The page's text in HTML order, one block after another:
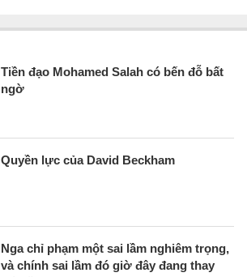
Tiền đạo Mohamed Salah có bến đỗ bất
ngờ
Quyền lực của David Beckham
Nga chỉ phạm một sai lầm nghiêm trọng,
và chính sai lầm đó giờ đây đang thay